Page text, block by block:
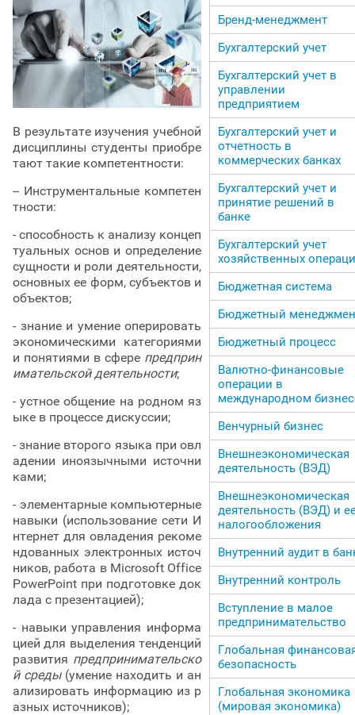
В результате изучения учебной
дисциплины студенты приобре
тают такие компетентности:
-- Инструментальные компетен
тности:
- способность к анализу концеп
туальных основ и определение
сущности и роли деятельности,
основных ее форм, субъектов и
объектов;
- знание и умение оперировать
экономическими категориями
и понятиями в сфере предприн
имательской деятельности;
- устное общение на родном яз
ыке в процессе дискуссии;
- знание второго языка при овл
адении иноязычными источни
ками;
- элементарные компьютерные
навыки (использование сети И
нтернет для овладения рекоме
ндованных электронных источ
ников, работа в Microsoft Office
PowerPoint при подготовке док
лада с презентацией);
- навыки управления информа
цией для выделения тенденций
развития предпринимательско
й среды(умение находить и ан
ализировать информацию из р
азных источников);
Бренд-менеджмент
Бухгалтерский учет
Бухгалтерский учет в
управлении
предприятием
Бухгалтерский учет и
отчетность в
коммерческих банках
Бухгалтерский учет и
принятие решений в
банке
Бухгалтерский учет
хозяйственных
Бюджетная система
Бюджетный
Бюджетный процесс
Валютно-финансовые
операции в
международном
Венчурный бизнес
Внешнеэкономическая
деятельность (ВЭД)
Внешнеэкономическая
деятельность (ВЭД) и
налогообложения
Внутренний аудит в
Внутренний контроль
Вступление в малое
предпринимательство
Глобальная
безопасность
Глобальная экономика
(мировая экономика)